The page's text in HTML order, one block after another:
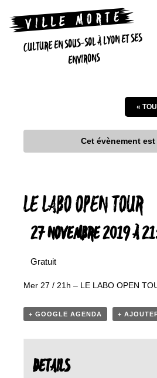
CULTURE EN SOUS-SOL À LYON ET SES
ENVIRONS
«
Cet évènement
LE LABO OPEN TOUR
27 NOVEMBRE 2019 À
Gratuit
Mer 27 / 21h – LE LABO OPEN
+ GOOGLE AGENDA +
DETAILS